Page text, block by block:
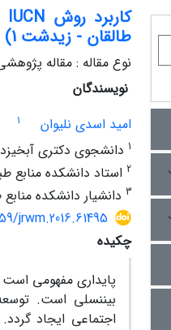
طالقان - زیدشت 1)
نوع مقاله : مقاله
نویسندگان
امید اسدی نلیوان
1
1 دانشجوی دکتری
2 استاد دانشکده منابع
3 دانشیار دانشکده
jrwm.2016.61495
چکیده
پایداری مفهومی
بین­نسلی است.
اجتماعی ایجاد